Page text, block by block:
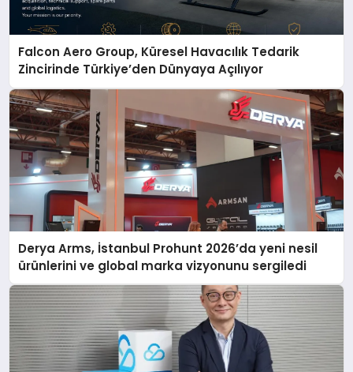
Falcon Aero Group, Küresel Havacılık Tedarik
Zincirinde Türkiye’den Dünyaya Açılıyor
Derya Arms, İstanbul Prohunt 2026’da yeni nesil
ürünlerini ve global marka vizyonunu sergiledi